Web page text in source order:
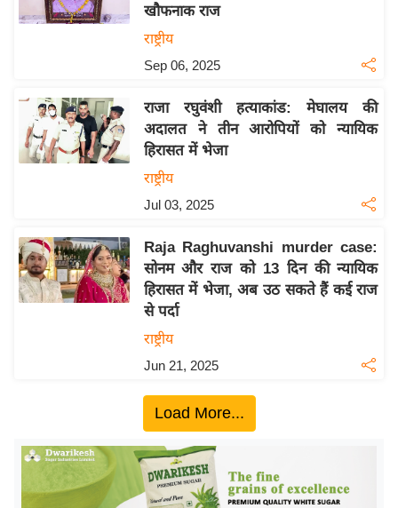
सा
त
यं
डि
या
सा
हि
टो
र्ल्ड
खौफनाक राज
राष्ट्रीय
Sep 06, 2025
राजा रघुवंशी हत्याकांड: मेघालय की
अदालत ने तीन आरोपियों को न्यायिक
हिरासत में भेजा
राष्ट्रीय
Jul 03, 2025
Raja Raghuvanshi murder case:
सोनम और राज को 13 दिन की न्यायिक
हिरासत में भेजा, अब उठ सकते हैं कई राज
से पर्दा
राष्ट्रीय
Jun 21, 2025
Load More...